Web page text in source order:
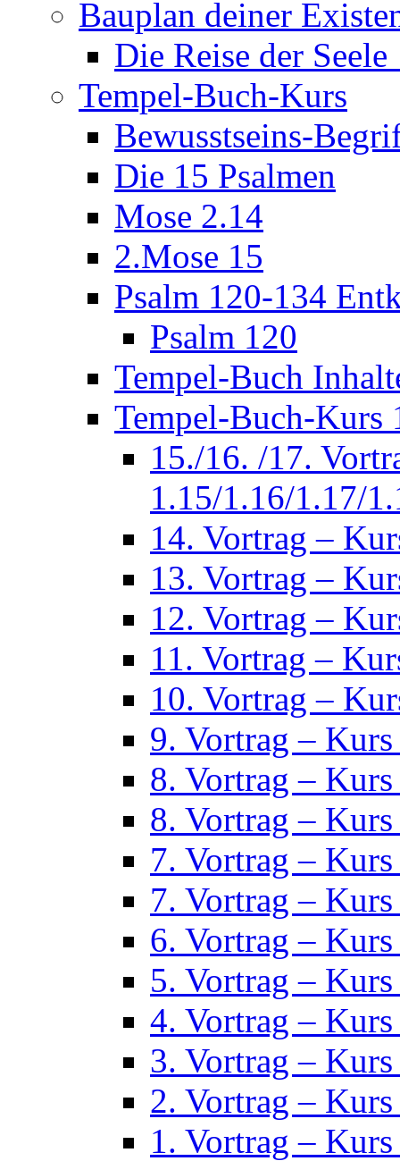
Bauplan deiner
Die Reise der
Tempel-Buch-Kurs
Bewusstseins-
Die 15 Psalmen
Mose 2.14
2.Mose 15
Psalm 120-134
Psalm 120
Tempel-Buch
Tempel-Buch-Kurs
15./16. /17.
1.15/1.16/1.17/
14. Vortrag –
13. Vortrag –
12. Vortrag –
11. Vortrag –
10. Vortrag –
9. Vortrag –
8. Vortrag –
8. Vortrag –
7. Vortrag –
7. Vortrag –
6. Vortrag –
5. Vortrag –
4. Vortrag –
3. Vortrag –
2. Vortrag –
1. Vortrag –